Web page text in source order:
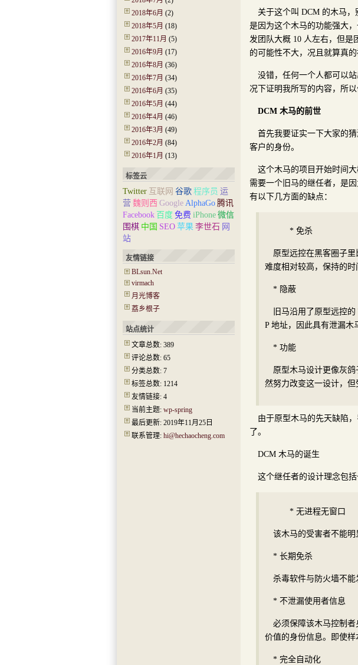
关于这个叫 DCM 的木马
是因为这个木马的功能强大
发团队大概 10 人左右，但
的可能性不大，况且就算真
没错，任何一个人都可以
况下证明我所写的内容，所
DCM 木马的前世
首先我要证实一下大家的
客户的身份。
这个木马的项目开始时间
需要一个旧马的继任者，是
有以下几方面的缺点：
* 免杀
原型远控在黑客圈子
难度相对较高，保持的时
* 隐蔽
旧马沿用了原型远控
P 地址，因此具有泄漏木
* 功能
原型木马设计更像灰
然努力改变这一设计，但
由于原型木马的先天缺陷
了。
DCM 木马的诞生
这个继任者的设计理念包括
* 无进程无窗口
该木马的受害者不能
* 长期免杀
杀毒软件与防火墙不
* 不泄漏使用者信息
必须保障该木马控制
价值的身份信息。即使样
* 完全自动化
2018年6月 (2)
2018年5月 (18)
2017年11月 (5)
2016年9月 (17)
2016年8月 (36)
2016年7月 (34)
2016年6月 (35)
2016年5月 (44)
2016年4月 (46)
2016年3月 (49)
2016年2月 (84)
2016年1月 (13)
标签云
Twitter 互联网 谷歌 程序员 运
营 魏则西 Google AlphaGo 腾讯
Facebook 百度 免费 iPhone 微信
围棋 中国 SEO 苹果 李世石 网
站
友情链接
BLsun.Net
virmach
月光博客
荔乡根子
站点统计
文章总数: 389
评论总数: 65
分类总数: 7
标签总数: 1214
友情链接: 4
当前主题: wp-spring
最后更新: 2019年11月25日
联系管理: hi@hechaocheng.com